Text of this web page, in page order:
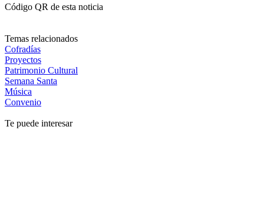
Código QR de esta noticia
Temas relacionados
Cofradías
Proyectos
Patrimonio Cultural
Semana Santa
Música
Convenio
Te puede interesar